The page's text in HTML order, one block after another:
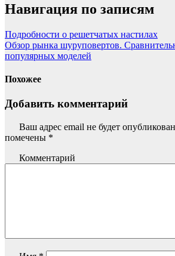
Навигация по записям
Подробности о решетчатых настилах
Обзор рынка шуруповертов.
популярных моделей
Похожее
Добавить комментарий
Ваш адрес email не будет
помечены *
Комментарий